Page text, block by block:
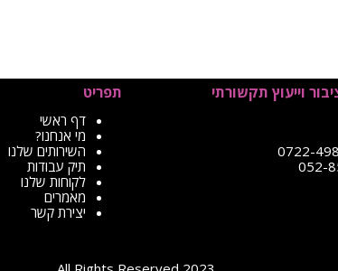
וייעוץ תקשורתי תפריט
דף ראשי
מי אנחנו?
השירותים שלנו
תיק עבודות
לקוחות שלנו
מאמרים
יצירת קשר